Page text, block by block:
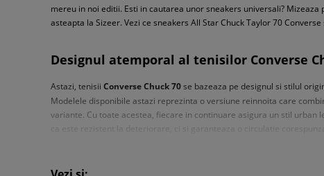
mereu in noi editii. Esti in cautarea unor sneakers universali?
asteapta la Sizeer. Vezi ce sneakers All Star Chuck Taylor 70
Designul atemporal al tenisilor Converse
Astazi, tenisii Converse Chuck 70se bazeaza pe designul si stilul
Modelele disponibile astazi reprezinta o versiune reinnoita care
variante. Cu toate acestea, fiecare in continuare asigura un stil
ca este rezistent la deteriorare, ci si garanteaza o circulatie
pe orice suprafata. Lejeritatea este sporita de brantul antibacterian